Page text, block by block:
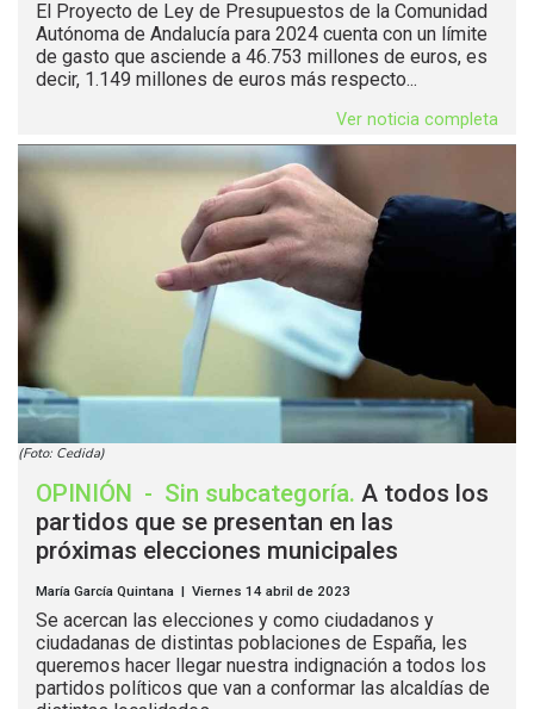
El Proyecto de Ley de Presupuestos de la Comunidad
Autónoma de Andalucía para 2024 cuenta con un límite
de gasto que asciende a 46.753 millones de euros, es
decir, 1.149 millones de euros más respecto...
Ver noticia completa
(Foto: Cedida)
OPINIÓN - Sin subcategoría. A todos los
partidos que se presentan en las
próximas elecciones municipales
María García Quintana | Viernes 14 abril de 2023
Se acercan las elecciones y como ciudadanos y
ciudadanas de distintas poblaciones de España, les
queremos hacer llegar nuestra indignación a todos los
partidos políticos que van a conformar las alcaldías de